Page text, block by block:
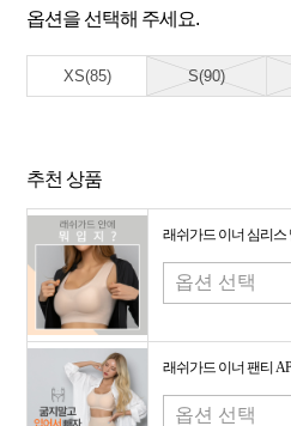
옵션을 선택해 주세요.
XS(85) S(90)
추천 상품
래쉬가드 이너 심리스
래쉬가드 이너 팬티